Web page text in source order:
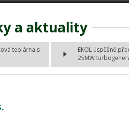
a aktuality
teplárna s
EKOL úspěšně
25MW